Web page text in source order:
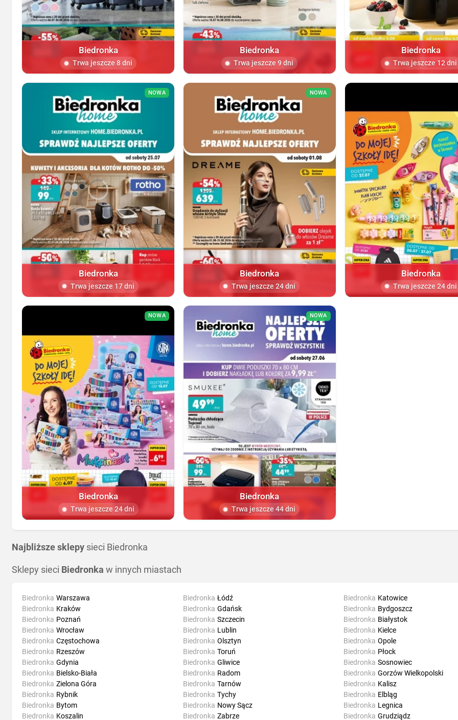
Biedronka
Trwa jeszcze 8 dni
Biedronka
Trwa jeszcze 9 dni
Biedronka
Trwa jeszcze 12 dni
NOWA
Biedronka
Trwa jeszcze 17 dni
NOWA
Biedronka
Trwa jeszcze 24 dni
Biedronka
Trwa jeszcze 24 dni
NOWA
Biedronka
Trwa jeszcze 24 dni
NOWA
Biedronka
Trwa jeszcze 44 dni
Najbliższe sklepy sieci Biedronka
Sklepy sieci Biedronka w innych miastach
Biedronka Warszawa
Biedronka Kraków
Biedronka Poznań
Biedronka Wrocław
Biedronka Łódź
Biedronka Gdańsk
Biedronka Szczecin
Biedronka Lublin
Biedronka Katowice
Biedronka Bydgoszcz
Biedronka Białystok
Biedronka Kielce
Biedronka Częstochowa
Biedronka Rzeszów
Biedronka Gdynia
Biedronka Bielsko-Biała
Biedronka Olsztyn
Biedronka Toruń
Biedronka Gliwice
Biedronka Radom
Biedronka Opole
Biedronka Płock
Biedronka Sosnowiec
Biedronka Gorzów Wielkopolski
Biedronka Zielona Góra
Biedronka Rybnik
Biedronka Bytom
Biedronka Koszalin
Biedronka Tarnów
Biedronka Tychy
Biedronka Nowy Sącz
Biedronka Zabrze
Biedronka Kalisz
Biedronka Elbląg
Biedronka Legnica
Biedronka Grudziądz